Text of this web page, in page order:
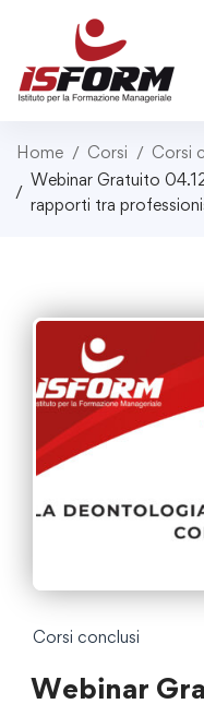
Home Corsi
Corsi
Webinar Gratuito
rapporti tra
Corsi conclusi
Webinar